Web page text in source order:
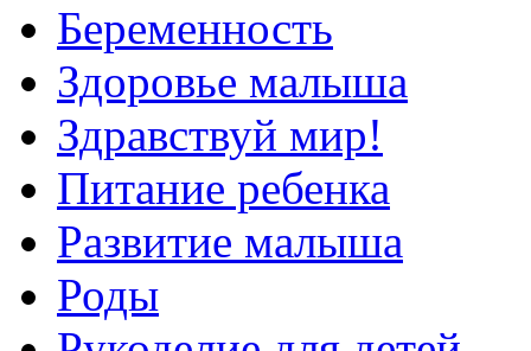
Беременность
Здоровье малыша
Здравствуй мир!
Питание ребенка
Развитие малыша
Роды